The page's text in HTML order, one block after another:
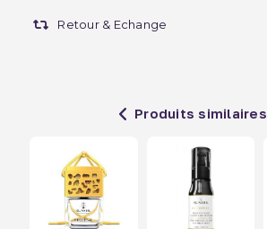
Retour & Echange
Produits similaires